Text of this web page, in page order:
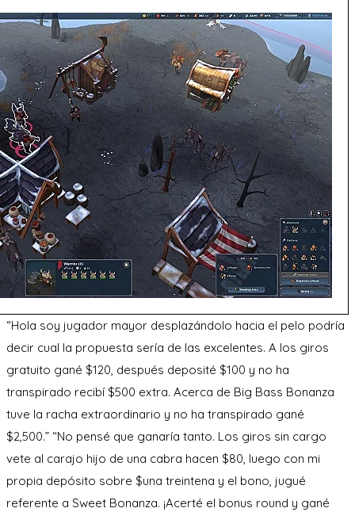
“Hola soy jugador mayor desplazándolo hacia el pelo podría
decir cual la propuesta serí­a de las excelentes. A los giros
gratuito gané $120, después deposité $100 y no ha
transpirado recibí $500 extra. Acerca de Big Bass Bonanza
tuve la racha extraordinario y no ha transpirado gané
$2,500.” “No pensé que ganaría tanto. Los giros sin cargo
vete al carajo hijo de una cabra hacen $80, luego con mi
propia depósito sobre $una treintena y el bono, jugué
referente a Sweet Bonanza. ¡Acerté el bonus round y gané